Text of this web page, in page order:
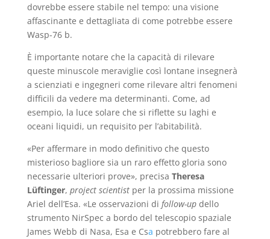
dovrebbe essere stabile nel tempo: una visione
affascinante e dettagliata di come potrebbe essere
Wasp-76 b.
È importante notare che la capacità di rilevare
queste minuscole meraviglie così lontane insegnerà
a scienziati e ingegneri come rilevare altri fenomeni
difficili da vedere ma determinanti. Come, ad
esempio, la luce solare che si riflette su laghi e
oceani liquidi, un requisito per l’abitabilità.
«Per affermare in modo definitivo che questo
misterioso bagliore sia un raro effetto gloria sono
necessarie ulteriori prove», precisa Theresa
Lüftinger, project scientistper la prossima missione
Ariel dell’Esa. «Le osservazioni di follow-updello
strumento NirSpec a bordo del telescopio spaziale
James Webb di Nasa, Esa e Csa potrebbero fare al